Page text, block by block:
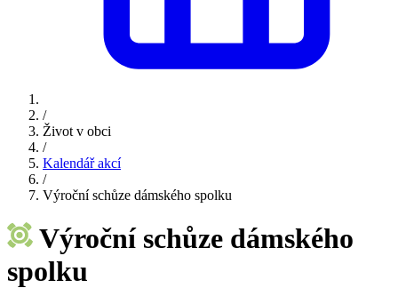
/
Život v obci
/
Kalendář akcí
/
Výroční schůze dámského spolku
Výroční schůze dámského
spolku